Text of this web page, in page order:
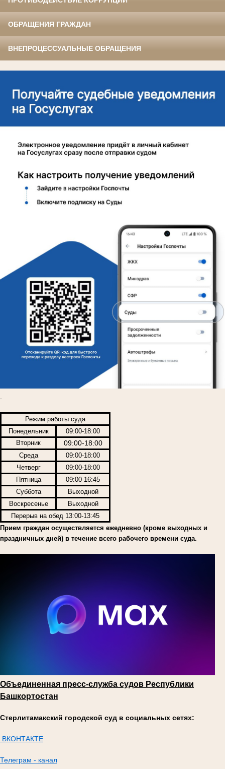
ОБРАЩЕНИЯ ГРАЖДАН
ВНЕПРОЦЕССУАЛЬНЫЕ ОБРАЩЕНИЯ
Режим работы суда
Понедельник
09:00-18:00
Вторник
09:00-18:00
Среда
09:00-18:00
Четверг
09:00-18:00
Пятница
09:00-16:45
Суббота
Выходной
Воскресенье
Выходной
Перерыв на обед 13:00-13:45
Прием граждан осуществляется ежедневно (кроме выходных и
праздничных дней) в течение всего рабочего времени суда.
Объединенная пресс-служба судов Республики
Башкортостан
Стерлитамакский городской суд в социальных сетях:
ВКОНТАКТЕ
Телеграм - канал